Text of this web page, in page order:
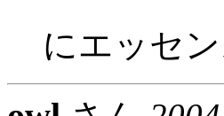
にエッセ